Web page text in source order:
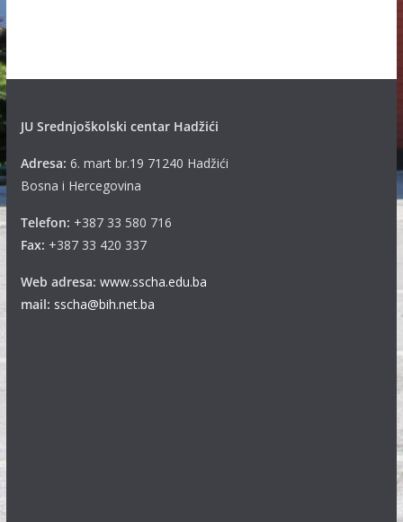
JU Srednjoškolski centar Hadžići
Adresa: 6. mart br.19 71240 Hadžići
Bosna i Hercegovina
Telefon: +387 33 580 716
Fax: +387 33 420 337
Web adresa: www.sscha.edu.ba
mail: sscha@bih.net.ba